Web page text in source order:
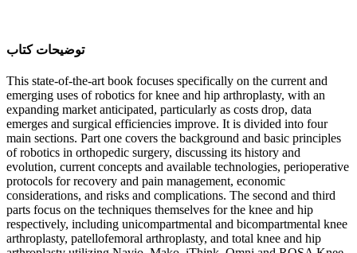
ﺗﻮﺿﯿﺤﺎﺕ ﮐﺘﺎﺏ
This state-of-the-art book focuses specifically on the current and
emerging uses of robotics for knee and hip arthroplasty, with an
expanding market anticipated, particularly as costs drop, data
emerges and surgical efficiencies improve. It is divided into four
main sections. Part one covers the background and basic principles
of robotics in orthopedic surgery, discussing its history and
evolution, current concepts and available technologies, perioperative
protocols for recovery and pain management, economic
considerations, and risks and complications. The second and third
parts focus on the techniques themselves for the knee and hip
respectively, including unicompartmental and bicompartmental knee
arthroplasty, patellofemoral arthroplasty, and total knee and hip